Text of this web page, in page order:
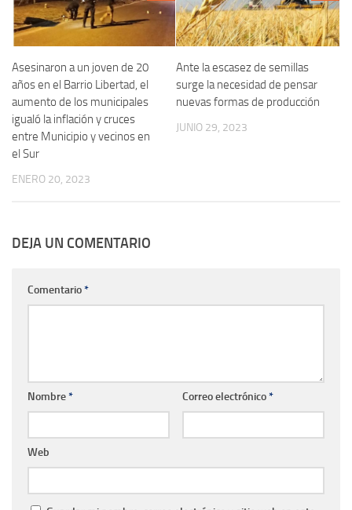
Asesinaron a un joven de 20
años en el Barrio Libertad, el
aumento de los municipales
igualó la inflación y cruces
entre Municipio y vecinos en
el Sur
ENERO 20, 2023
Ante la escasez de semillas
surge la necesidad de pensar
nuevas formas de producción
JUNIO 29, 2023
DEJA UN COMENTARIO
Comentario*
Nombre* Correo electrónico*
Web